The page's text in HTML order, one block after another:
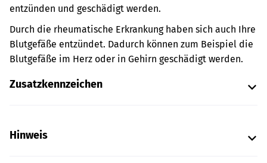
entzünden und geschädigt werden.
Durch die rheumatische Erkrankung haben sich auch Ihre
Blutgefäße entzündet. Dadurch können zum Beispiel die
Blutgefäße im Herz oder in Gehirn geschädigt werden.
Zusatzkennzeichen
Hinweis